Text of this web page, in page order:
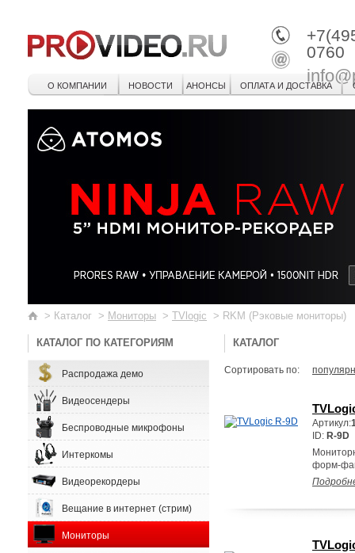
0760
О КОМПАНИИ НОВОСТИ АНОНСЫ ОПЛАТА И ДОСТАВКА
> Каталог > Мониторы > TVlogic > RKM (Рэковые мониторы)
КАТАЛОГ ПО КАТЕГОРИЯМ
Распродажа демо
Видеосендеры
Беспроводные микрофоны
Интеркомы
Видеорекордеры
Вещание в интернет (стрим)
Мониторы
КАТАЛОГ
Сортировать по:
Артикул:
ID: R-9D
форм-